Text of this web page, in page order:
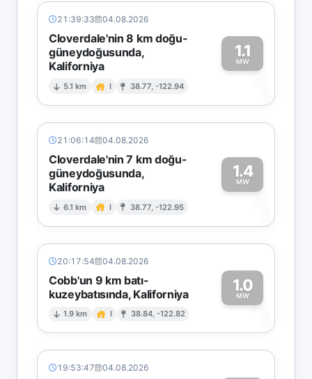
21:39:33 04.08.2026
Cloverdale'nin 8 km doğu-
güneydoğusunda,
Kaliforniya
5.1 km I 38.77, -122.94
1.1
MW
1
21:06:14 04.08.2026
Cloverdale'nin 7 km doğu-
güneydoğusunda,
Kaliforniya
6.1 km I 38.77, -122.95
1.4
MW
1
20:17:54 04.08.2026
Cobb'un 9 km batı-
kuzeybatısında, Kaliforniya
1.9 km I 38.84, -122.82
1.0
MW1
19:53:47 04.08.2026